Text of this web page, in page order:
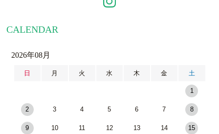
CALENDAR
2026年08月
日 月 火 水 木 金 土
1
2 3 4 5 6 7 8
9 10 11 12 13 14 15